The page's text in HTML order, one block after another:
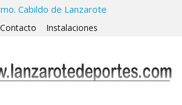
Cabildo de Lanzarote
Contacto Instalaciones